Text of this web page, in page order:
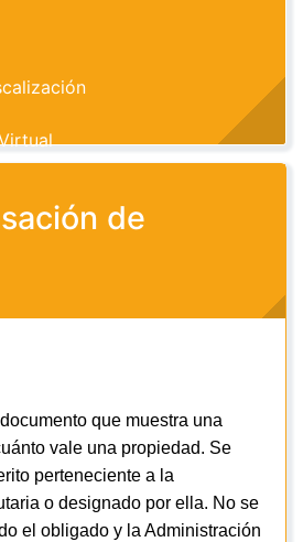
de
documento que muestra una
vale una propiedad. Se
perteneciente a la
o designado por ella. No se
el obligado y la Administración